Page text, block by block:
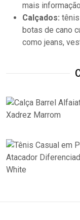
mais
Calçados:
botas de cano
como jeans,